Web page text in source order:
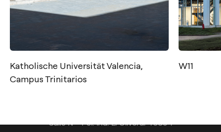
Katholische Universität Valencia,
Campus Trinitarios
W11
+49 221 7159 4740
Calle N – Pol. Ind. El Oliveral 46394